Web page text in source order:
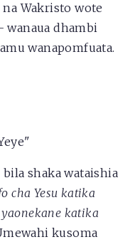
Wakristo wote
dhambi
wanapomfuata.
bila shaka wataishia
cha Yesu katika
katika
kusoma